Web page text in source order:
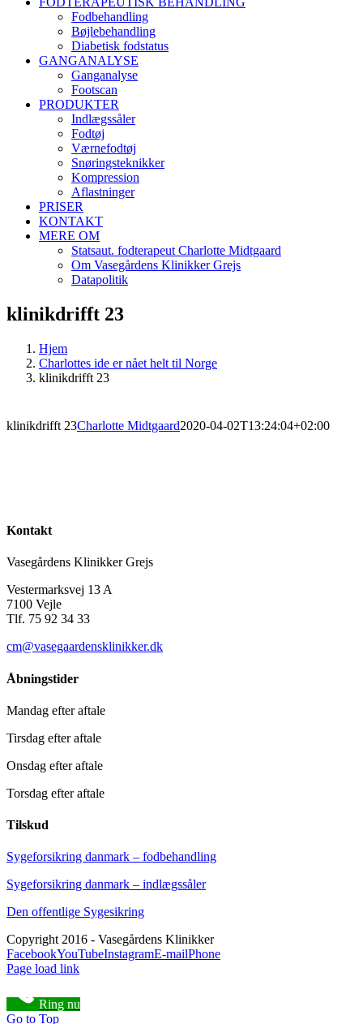
Fodbehandling
Bøjlebehandling
Diabetisk fodstatus
GANGANALYSE
Ganganalyse
Footscan
PRODUKTER
Indlægssåler
Fodtøj
Værnefodtøj
Snøringsteknikker
Kompression
Aflastninger
PRISER
KONTAKT
MERE OM
Statsaut. fodterapeut Charlotte Midtgaard
Om Vasegårdens Klinikker Grejs
Datapolitik
klinikdrifft 23
Hjem
Charlottes ide er nået helt til Norge
klinikdrifft 23
klinikdrifft 23Charlotte Midtgaard2020-04-02T13:24:04+02:00
Kontakt
Vasegårdens Klinikker Grejs
Vestermarksvej 13 A
7100 Vejle
Tlf. 75 92 34 33
cm@vasegaardensklinikker.dk
Åbningstider
Mandag efter aftale
Tirsdag efter aftale
Onsdag efter aftale
Torsdag efter aftale
Tilskud
Sygeforsikring danmark – fodbehandling
Sygeforsikring danmark – indlægssåler
Den offentlige Sygesikring
Copyright 2016 - Vasegårdens Klinikker
FacebookYouTubeInstagramE-mailPhone
Page load link
Ring nu
Go to Top